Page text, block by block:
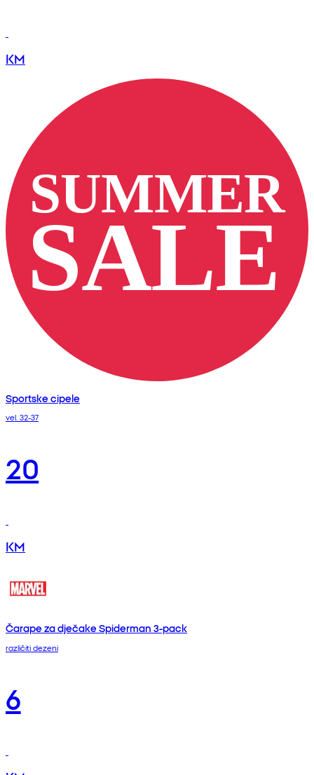
KM
Sportske cipele
vel. 32-37
20
KM
Čarape za dječake Spiderman 3-pack
različiti dezeni
6